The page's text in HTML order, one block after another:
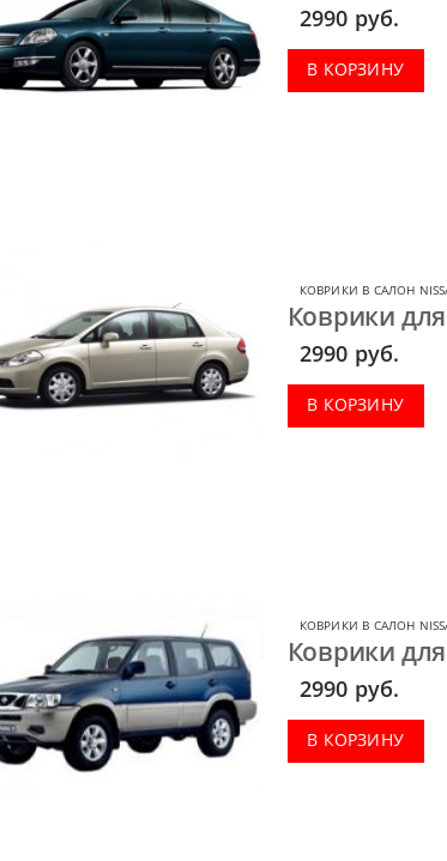
2990 руб.
В КОРЗИНУ
КОВРИКИ В САЛОН
Коврики
2990 руб.
В КОРЗИНУ
КОВРИКИ В САЛОН
Коврики
2990 руб.
В КОРЗИНУ